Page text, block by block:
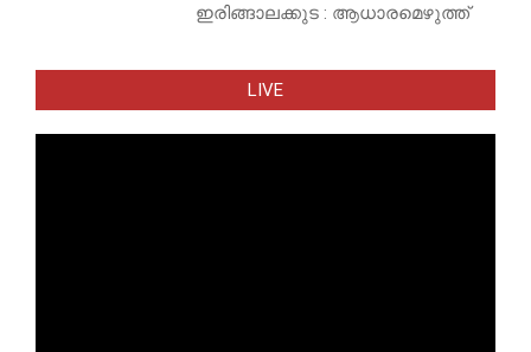
ഇരിങ്ങാലക്കുട : ആധാരമെഴുത്ത്
LIVE